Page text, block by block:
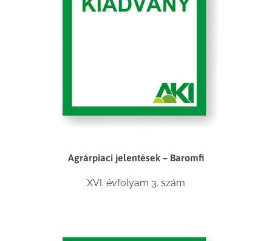
Agrárpiaci jelentések – Baromfi
XVI. évfolyam 3. szám